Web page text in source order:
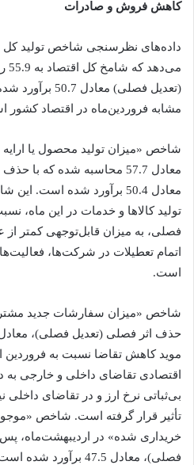
کاهش فروش و صادرات
داده‌های نظرسنجی شاخص تولید کل
(تعدیل فصلی)
مشابه فروردین‌ماه در اقتصاد کشور
شاخص «میزان تولید محصول یا
معادل 57.7 محاسبه شده که
معادل 50.4 برآورد شده
تولید کالاها و خدمات در این ماه،
فصلی، به میزان قابل‌توجهی کمتر
اتمام تعطیلات در شرکت‌ها،
است.
شاخص «میزان سفارشات جدید
موید کاهش تقاضا نسبت به فروردین
اقتصادی تقاضای داخلی و خارجی به
بی‌ثباتی نرخ ارز و در تقاضای داخلی
تأثیر قرار گرفته است. شاخص
خریداری شده» در اردیبهشت‌ماه،
فصلی)، معادل 47.5